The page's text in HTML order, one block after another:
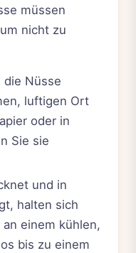
müssen
nicht zu
die Nüsse
luftigen Ort
oder in
Sie sie
und in
halten sich
einem kühlen,
bis zu einem